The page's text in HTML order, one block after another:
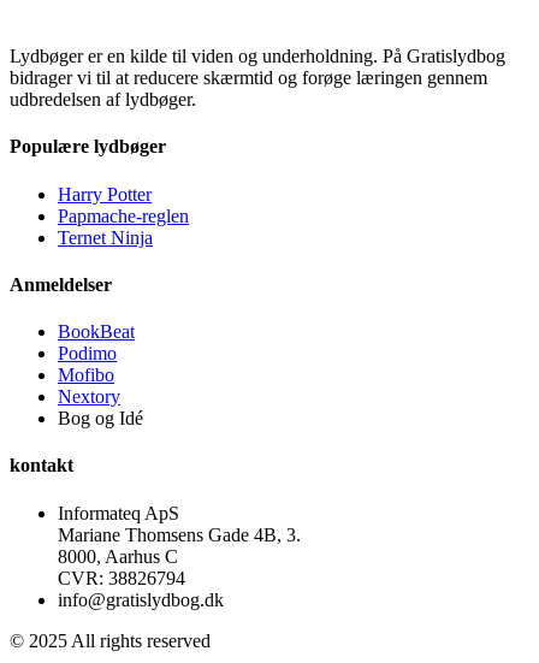
Lydbøger er en kilde til viden og underholdning. På Gratislydbog
bidrager vi til at reducere skærmtid og forøge læringen gennem
udbredelsen af lydbøger.
Populære lydbøger
Harry Potter
Papmache-reglen
Ternet Ninja
Anmeldelser
BookBeat
Podimo
Mofibo
Nextory
Bog og Idé
kontakt
Informateq ApS
Mariane Thomsens Gade 4B, 3.
8000, Aarhus C
CVR: 38826794
info@gratislydbog.dk
© 2025 All rights reserved